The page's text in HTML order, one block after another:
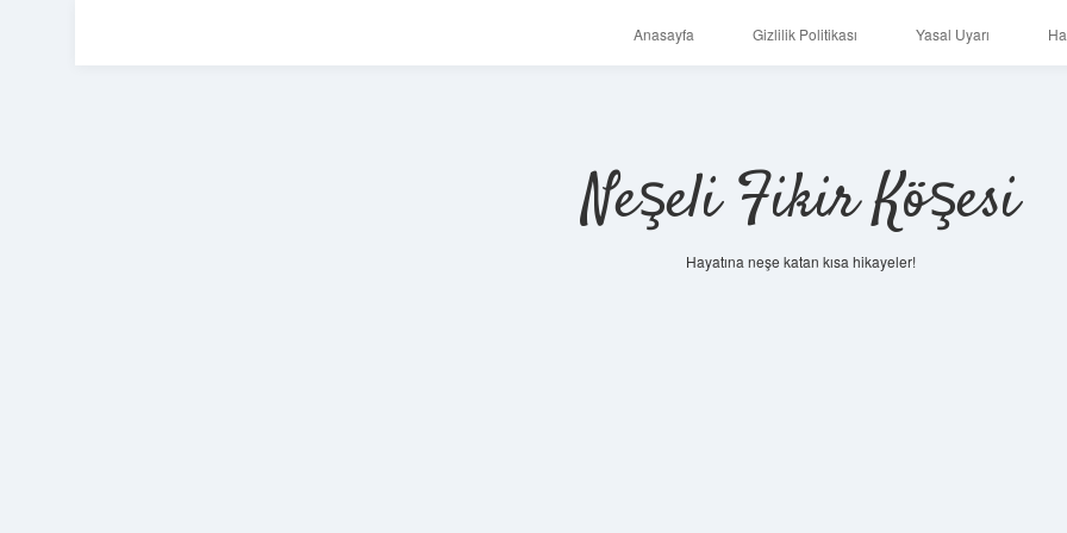
Anasayfa Gizlilik Politikası Yasal Uyarı
Neşeli Fikir Köşesi
Hayatına neşe katan kısa hikayeler!